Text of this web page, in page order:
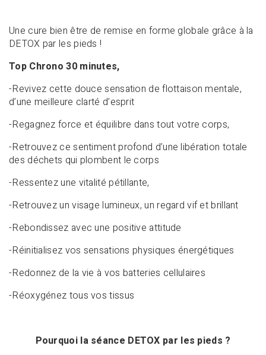
Une cure bien être de remise en forme globale grâce à la
DETOX par les pieds !
Top Chrono 30 minutes,
-Revivez cette douce sensation de flottaison mentale,
d’une meilleure clarté d’esprit
-Regagnez force et équilibre dans tout votre corps,
-Retrouvez ce sentiment profond d’une libération totale
des déchets qui plombent le corps
-Ressentez une vitalité pétillante,
-Retrouvez un visage lumineux, un regard vif et brillant
-Rebondissez avec une positive attitude
-Réinitialisez vos sensations physiques énergétiques
-Redonnez de la vie à vos batteries cellulaires
-Réoxygénez tous vos tissus
Pourquoi la séance DETOX par les pieds ?